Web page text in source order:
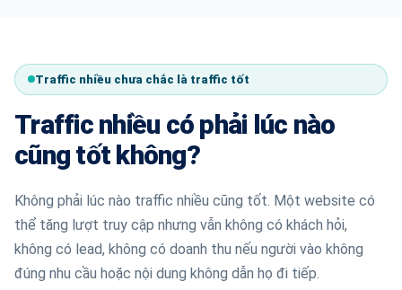
Traffic nhiều chưa chắc là traffic tốt
Traffic nhiều có phải lúc nào
cũng tốt không?
Không phải lúc nào traffic nhiều cũng tốt. Một website có
thể tăng lượt truy cập nhưng vẫn không có khách hỏi,
không có lead, không có doanh thu nếu người vào không
đúng nhu cầu hoặc nội dung không dẫn họ đi tiếp.